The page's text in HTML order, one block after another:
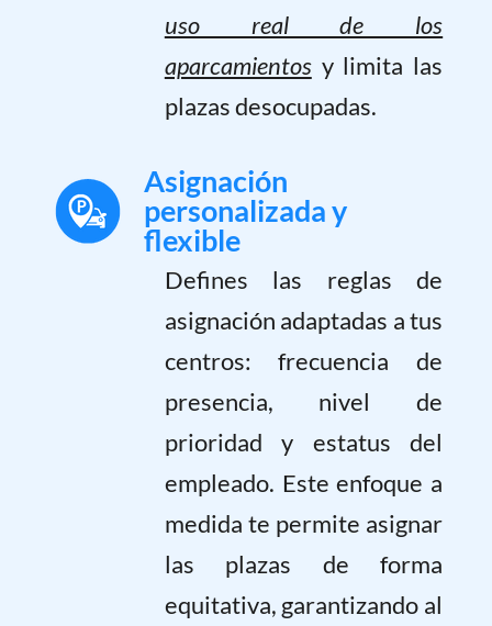
uso real de los
aparcamientosy limita las
plazas desocupadas.
Asignación
personalizada y
flexible
Defines las reglas de
asignación adaptadas a tus
centros: frecuencia de
presencia, nivel de
prioridad y estatus del
empleado. Este enfoque a
medida te permite asignar
las plazas de forma
equitativa, garantizando al